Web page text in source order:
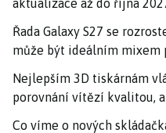
aktualizace až do října
Řada Galaxy S27 se
může být ideálním mixem
Nejlepším 3D tiskárnám
porovnání vítězí kvalitou,
Co víme o nových